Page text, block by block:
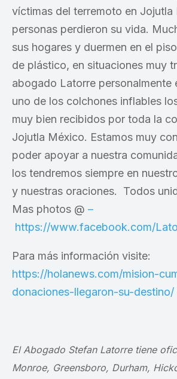
víctimas del terremoto en Jojutla
personas perdieron su vida.
sus hogares y duermen en el
de plástico, en situaciones muy
abogado Latorre personalmente
uno de los colchones inflables
muy bien recibidos por toda la
Jojutla México. Estamos muy
poder apoyar a nuestra
los tendremos siempre en
y nuestras oraciones. Todos
Mas photos @ –
https://www.facebook.com/
Para más información visite:
https://holanews.com/mision-
donaciones-llegaron-su-destino/
El Abogado Stefan Latorre tiene
Monroe, Greensboro, Durham,